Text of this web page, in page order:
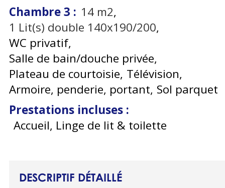
Chambre 3 : 14 m2
1 Lit(s) double 140x190/200
WC privatif
Salle de bain/douche privée
Plateau de courtoisie Télévision
Armoire, penderie, portant Sol parquet
Prestations incluses :
Accueil, Linge de lit & toilette
DESCRIPTIF DÉTAILLÉ